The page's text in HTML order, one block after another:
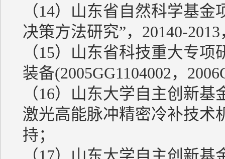
（14）山东省自然科学基
决策方法研究”，20140-
（15）山东省科技重大专
装备(2005GG1104002，
（16）山东大学自主创新
激光高能脉冲精密冷补技术
持；